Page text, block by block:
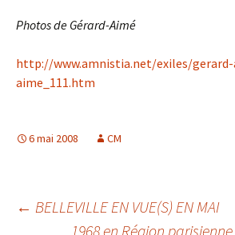
Photos de Gérard-Aimé
http://www.amnistia.net/exiles/
aime_111.htm
6 mai 2008 CM
Navigation
← BELLEVILLE EN VUE(S) EN MAI
1968 en Région